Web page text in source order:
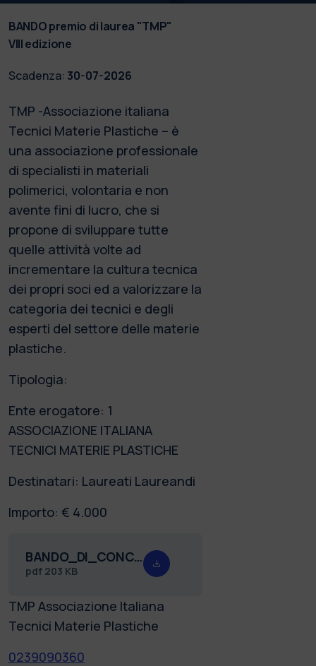
BANDO premio di laurea "TMP"
VIII edizione
Scadenza: 30-07-2026
TMP -Associazione italiana
Tecnici Materie Plastiche – è
una associazione professionale
di specialisti in materiali
polimerici, volontaria e non
avente fini di lucro, che si
propone di sviluppare tutte
quelle attività volte ad
incrementare la cultura tecnica
dei propri soci ed a valorizzare la
categoria dei tecnici e degli
esperti del settore delle materie
plastiche.
Tipologia:
Ente erogatore: 1
ASSOCIAZIONE ITALIANA
TECNICI MATERIE PLASTICHE
Destinatari: Laureati Laureandi
Importo: € 4.000
BANDO_DI_CONCORSO_TMP_2026.pdf
pdf 203 KB
TMP Associazione Italiana
Tecnici Materie Plastiche
0239090360